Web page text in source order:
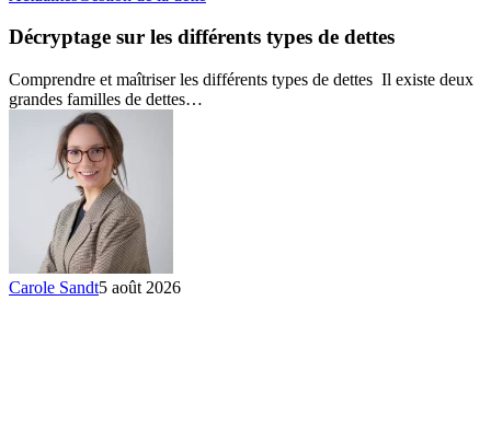
les
types
Décryptage sur les différents types de dettes
Comprendre et maîtriser les différents types de dettes Il existe deux
grandes familles de dettes…
Carole Sandt5 août 2026